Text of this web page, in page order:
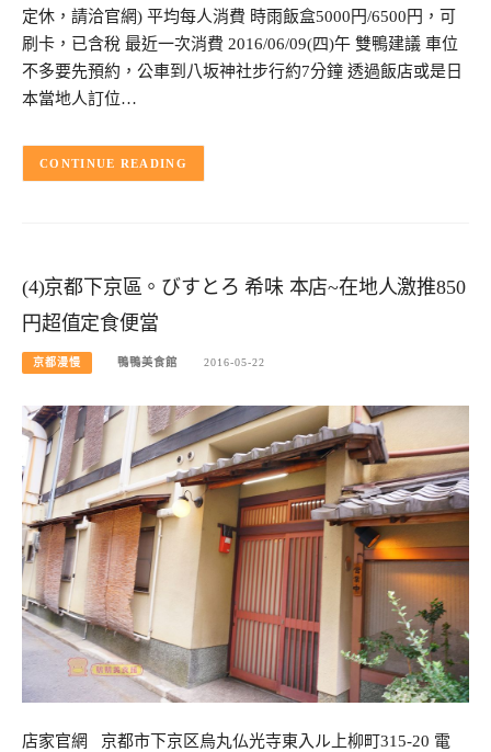
定休，請洽官網) 平均每人消費 時雨飯盒5000円/6500円，可
刷卡，已含稅 最近一次消費 2016/06/09(四)午 雙鴨建議 車位
不多要先預約，公車到八坂神社步行約7分鐘 透過飯店或是日
本當地人訂位…
CONTINUE READING
(4)京都下京區。びすとろ 希味 本店~在地人激推850
円超值定食便當
京都漫慢 鴨鴨美食館 2016-05-22
店家官網 京都市下京区烏丸仏光寺東入ル上柳町315-20 電